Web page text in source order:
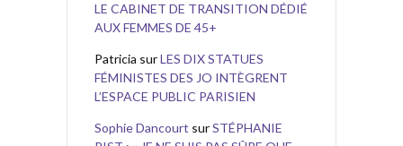
LE CABINET DE TRANSITION DÉDIÉ
AUX FEMMES DE 45+
Patricia surLES DIX STATUES
FÉMINISTES DES JO INTÈGRENT
L’ESPACE PUBLIC PARISIEN
Sophie Dancourt surSTÉPHANIE